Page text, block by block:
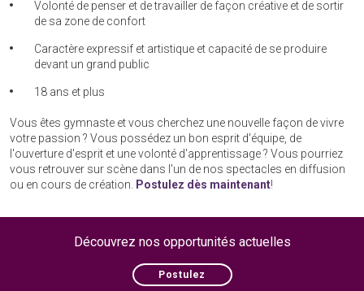
Volonté de penser et de travailler de façon créative et de sortir
de sa zone de confort
Caractère expressif et artistique et capacité de se produire
devant un grand public
18 ans et plus
Vous êtes gymnaste et vous cherchez une nouvelle façon de vivre
votre passion ? Vous possédez un bon esprit d'équipe, de
l'ouverture d'esprit et une volonté d'apprentissage ? Vous pourriez
vous retrouver sur scène dans l'un de nos spectacles en diffusion
ou en cours de création.
Postulez dès maintenant!
Découvrez nos opportunités actuelles
Postulez